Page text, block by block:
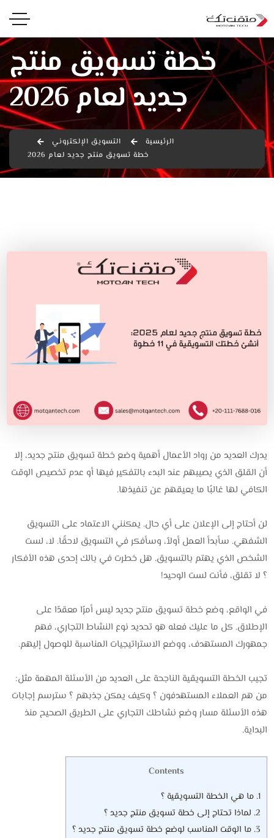
خطة تسويق منتج
جديد لعام 2026
الرئيسية
التسويق الإلكتروني
خطة تسويق منتج جديد لعام 2026
يدرك العديد من رواد الأعمال أهمية وضع خطة تسويق منتج جديد، إلا
أن القلق الذي يصيبهم عند البدء بالتفكير فيها أو عدم تخصيص الوقت
الكافي لها غالبًا ما يعيقهم عن تنفيذها.
لن أحتاج إلى الإعلان على أي حال. يمكنني الاعتماد على التسويق
الشفهي. سأبدأ العمل أولاً، وسأفكر في التسويق لاحقًا. لا، لست
الشخص الذي يهتم بالتسويق. هل خطرت في بالك إحدى هذه الأفكار
؟ لا تقلق، فأنت لست الوحيد!
في الواقع، وضع خطة تسويق منتج جديد ليس أمرًا معقدًا على
الإطلاق. كل ما عليك فعله هو تحديد نوع النشاط التجاري، فهم
جمهورك المستهدف، ووضع الاستراتيجيات المناسبة للوصول إليهم.
تجيب الخطة التسويقية الناجحة على العديد من الأسئلة المهمة مثل:
من هم العملاء المستهدفون ؟ وكيف يمكن جذبهم ؟ سترسم إجابات
هذه الأسئلة مسار وضع نشاطك التجاري على الطريق الصحيح منذ
البداية.
Contents
1. ما هي الخطة التسويقية ؟
2. لماذا تحتاج إلى خطة تسويق منتج جديد ؟
3. ما الوقت المناسب لوضع خطة تسويق منتج جديد ؟